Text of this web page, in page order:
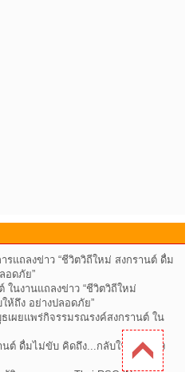
รแถลงข่าว “ชีวิตวิถีใหม่ สงกรานต์ ดื่ม
อดภัย”
ในงานแถลงข่าว “ชีวิตวิถีใหม่
ห้ถึง อย่างปลอดภัย”
เผยแพร่กิจรรมรณรงค์สงกรานต์ ใน
นต์ ดื่มไม่ขับ คิดถึง...กลับให้ถึง อย่าง